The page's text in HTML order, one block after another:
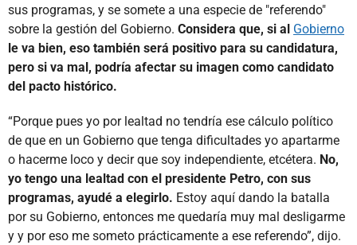
sus programas, y se somete a una especie de "referendo"
sobre la gestión del Gobierno. Considera que, si al Gobierno
le va bien, eso también será positivo para su candidatura,
pero si va mal, podría afectar su imagen como candidato
del pacto histórico.
“Porque pues yo por lealtad no tendría ese cálculo político
de que en un Gobierno que tenga dificultades yo apartarme
o hacerme loco y decir que soy independiente, etcétera. No,
yo tengo una lealtad con el presidente Petro, con sus
programas, ayudé a elegirlo. Estoy aquí dando la batalla
por su Gobierno, entonces me quedaría muy mal desligarme
y y por eso me someto prácticamente a ese referendo”, dijo.